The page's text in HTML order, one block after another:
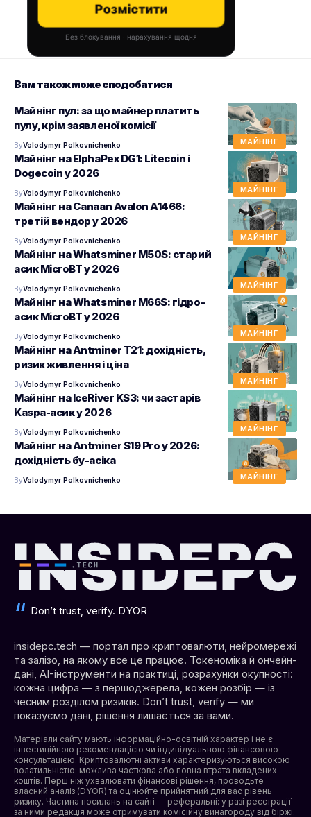
Розмістити
Без блокування · нарахування щодня
Вам також може сподобатися
МАЙНІНГ
Майнінг пул: за що майнер платить
пулу, крім заявленої комісії
ByVolodymyr Polkovnichenko
МАЙНІНГ
Майнінг на ElphaPex DG1: Litecoin і
Dogecoin у 2026
ByVolodymyr Polkovnichenko
МАЙНІНГ
Майнінг на Canaan Avalon A1466:
третій вендор у 2026
ByVolodymyr Polkovnichenko
МАЙНІНГ
Майнінг на Whatsminer M50S: старий
асик MicroBT у 2026
ByVolodymyr Polkovnichenko
МАЙНІНГ
Майнінг на Whatsminer M66S: гідро-
асик MicroBT у 2026
ByVolodymyr Polkovnichenko
МАЙНІНГ
Майнінг на Antminer T21: дохідність,
ризик живлення і ціна
ByVolodymyr Polkovnichenko
МАЙНІНГ
Майнінг на IceRiver KS3: чи застарів
Kaspa-асик у 2026
ByVolodymyr Polkovnichenko
МАЙНІНГ
Майнінг на Antminer S19 Pro у 2026:
дохідність бу-асіка
ByVolodymyr Polkovnichenko
Don’t trust, verify. DYOR
insidepc.tech — портал про криптовалюти, нейромережі
та залізо, на якому все це працює. Токеноміка й ончейн-
дані, AI-інструменти на практиці, розрахунки окупності:
кожна цифра — з першоджерела, кожен розбір — із
чесним розділом ризиків. Don’t trust, verify — ми
показуємо дані, рішення лишається за вами.
Матеріали сайту мають інформаційно-освітній характер і не є
інвестиційною рекомендацією чи індивідуальною фінансовою
консультацією. Криптовалютні активи характеризуються високою
волатильністю: можлива часткова або повна втрата вкладених
коштів. Перш ніж ухвалювати фінансові рішення, проводьте
власний аналіз (DYOR) та оцінюйте прийнятний для вас рівень
ризику. Частина посилань на сайті — реферальні: у разі реєстрації
за ними редакція може отримувати комісійну винагороду від біржі.